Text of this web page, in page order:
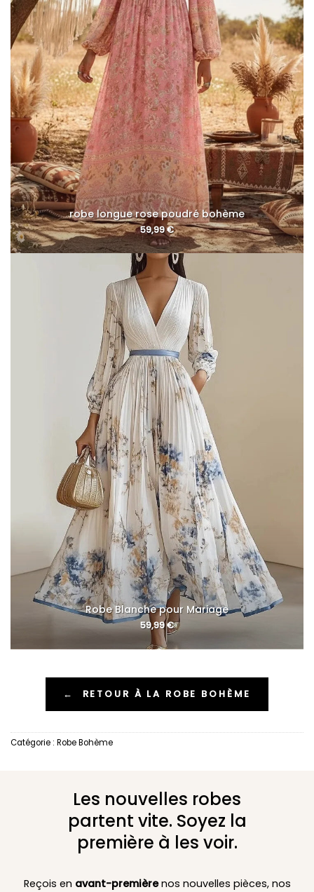
robe longue rose poudré bohème
59,99€
Robe Blanche pour Mariage
59,99€
← RETOUR À LA ROBE BOHÈME
Catégorie : Robe Bohème
Les nouvelles robes
partent vite. Soyez la
première à les voir.
Reçois en avant-premièrenos nouvelles pièces, nos